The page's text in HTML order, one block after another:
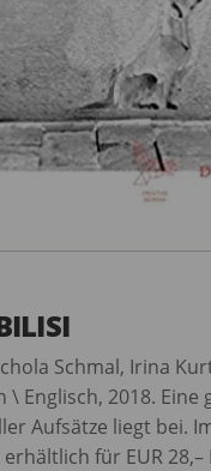
Schmal, Irina
\ Englisch, 2018. Eine
Aufsätze liegt bei.
für EUR